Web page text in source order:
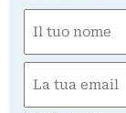
(Obbligatorio)
Nome
(Obbligatorio)